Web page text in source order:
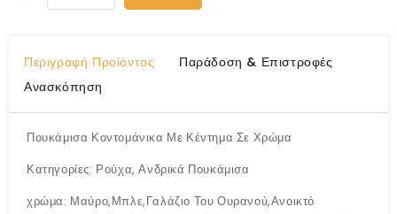
Περιγραφή Προϊόντος
Παράδοση & Επιστροφές
Ανασκόπηση
Πουκάμισα Κοντομάνικα Με Κέντημα Σε Χρώμα
Κατηγορίες: Ρούχα, Ανδρικά Πουκάμισα
χρώμα: Μαύρο,Μπλε,Γαλάζιο Του Ουρανού,Ανοικτό